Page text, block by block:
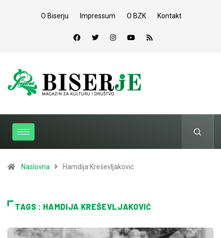
O Biserju Impressum O BZK Kontakt
Naslovna Hamdija Kreševljaković
TAGS : HAMDIJA KREŠEVLJAKOVIĆ